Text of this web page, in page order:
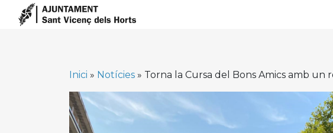
Inici » Notícies » Torna la Cursa del Bons Amics amb